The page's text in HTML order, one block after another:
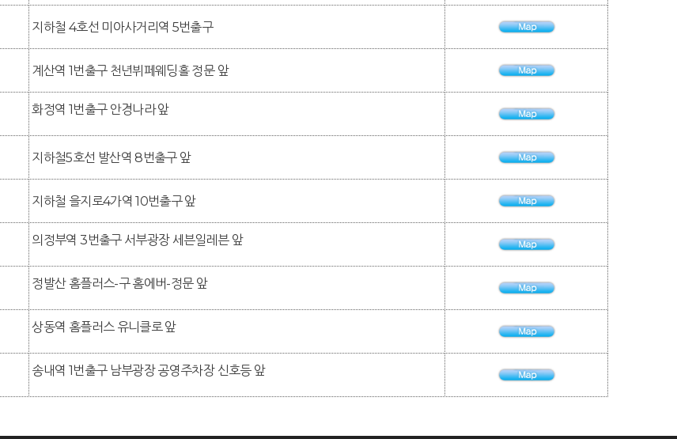
지하철 4호선 미아사거리역 5번출구
계산역 1번출구 천년뷔페웨딩홀 정문 앞
화정역 1번출구 안경나라 앞
지하철5호선 발산역 8번출구 앞
지하철 을지로4가역 10번출구 앞
의정부역 3번출구 서부광장 세븐일레븐 앞
정발산 홈플러스-구 홈에버-정문 앞
상동역 홈플러스 유니클로 앞
송내역 1번출구 남부광장 공영주차장 신호등 앞